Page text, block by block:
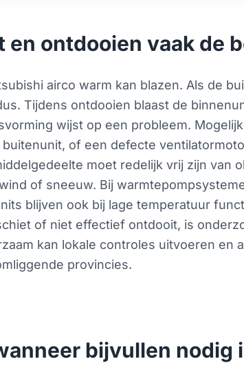
ontdooien vaak de
airco warm kan blazen. Als de
Tijdens ontdooien blaast de
wijst op een probleem.
of een defecte
moet redelijk vrij zijn van
of sneeuw. Bij
blijven ook bij lage temperatuur
of niet effectief ontdooit, is
kan lokale controles uitvoeren en
provincies.
bijvullen nodig